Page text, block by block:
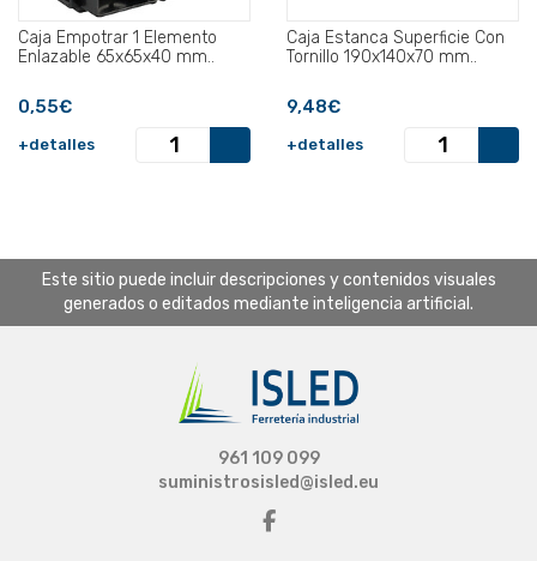
Caja Empotrar 1 Elemento
Enlazable 65x65x40 mm..
0,55€
+detalles
Caja Estanca Superficie Con
Tornillo 190x140x70 mm..
9,48€
+detalles
Este sitio puede incluir descripciones y contenidos visuales
generados o editados mediante inteligencia artificial.
961 109 099
suministrosisled@isled.eu